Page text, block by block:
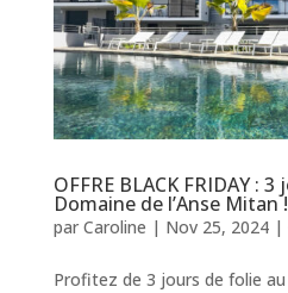
OFFRE BLACK FRIDAY :
Domaine de l’Anse Mitan !
par Caroline | Nov 25, 2024|
Profitez de 3 jours de folie au